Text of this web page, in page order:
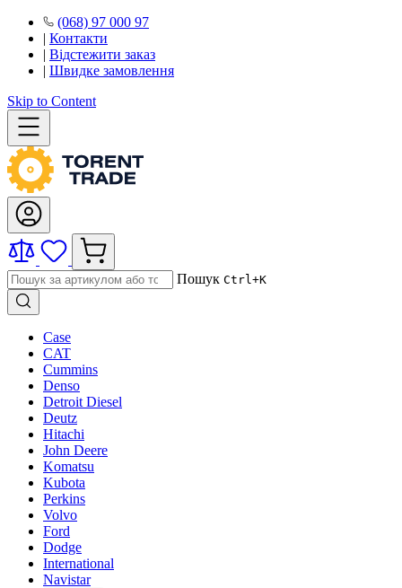
(068) 97 000 97
| Контакти
| Відстежити заказ
| Швидке замовлення
Skip to Content
Пошук Ctrl+K
Case
CAT
Cummins
Denso
Detroit Diesel
Deutz
Hitachi
John Deere
Komatsu
Kubota
Perkins
Volvo
Ford
Dodge
International
Navistar